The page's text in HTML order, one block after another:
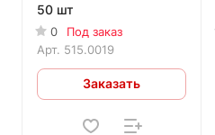
50 шт
0
Под заказ
Арт. 515.0019
Заказать